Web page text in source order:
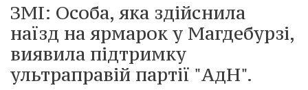
ЗМІ: Особа, яка здійснила
наїзд на ярмарок у Магдебурзі,
виявила підтримку
ультраправій партії "АдН".